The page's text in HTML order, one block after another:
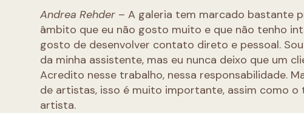
Andrea Rehder – A galeria tem marcado bastante
âmbito que eu não gosto muito e que não tenho
gosto de desenvolver contato direto e pessoal.
da minha assistente, mas eu nunca deixo que um
Acredito nesse trabalho, nessa responsabilidade.
de artistas, isso é muito importante, assim como
artista.